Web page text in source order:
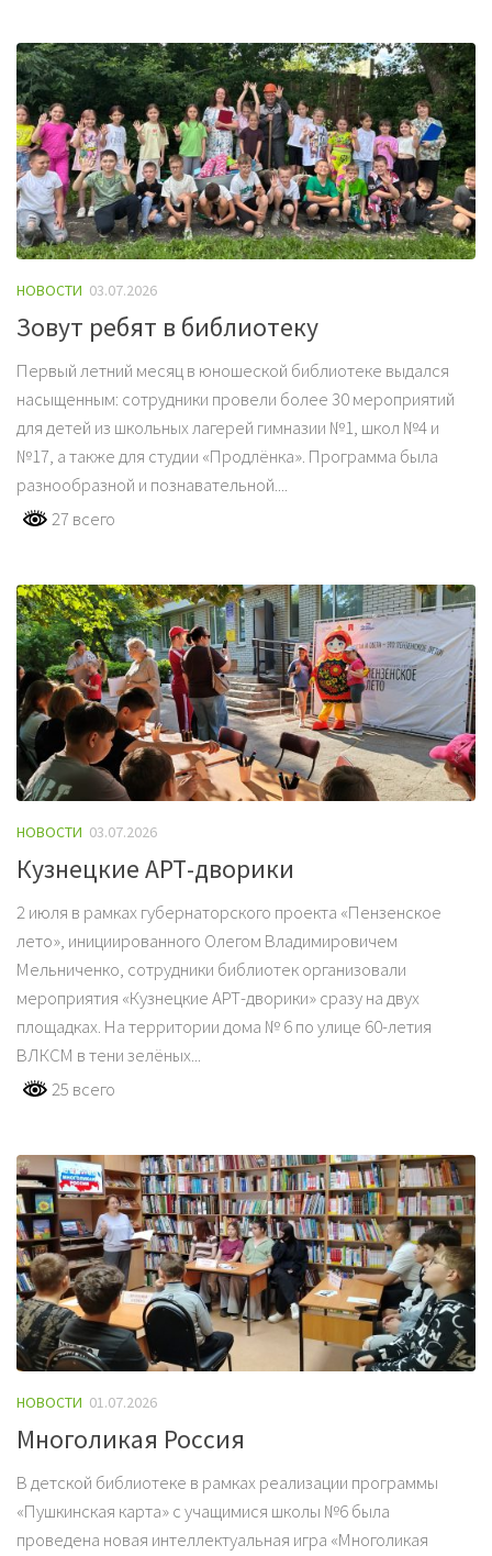
НОВОСТИ 03.07.2026
Зовут ребят в библиотеку
Первый летний месяц в юношеской библиотеке выдался
насыщенным: сотрудники провели более 30 мероприятий
для детей из школьных лагерей гимназии №1, школ №4 и
№17, а также для студии «Продлёнка». Программа была
разнообразной и познавательной....
27 всего
НОВОСТИ 03.07.2026
Кузнецкие АРТ-дворики
2 июля в рамках губернаторского проекта «Пензенское
лето», инициированного Олегом Владимировичем
Мельниченко, сотрудники библиотек организовали
мероприятия «Кузнецкие АРТ-дворики» сразу на двух
площадках. На территории дома № 6 по улице 60-летия
ВЛКСМ в тени зелёных...
25 всего
НОВОСТИ 01.07.2026
Многоликая Россия
В детской библиотеке в рамках реализации программы
«Пушкинская карта» с учащимися школы №6 была
проведена новая интеллектуальная игра «Многоликая